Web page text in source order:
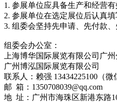
1. 参展单位应具备生产和经营
2. 参展单位在选定展位后认真
3. 组委会坚持先申请、先付款
组委会办公室：
上海博华国际展览有限公司广州
广州博泓国际展览有限公司
联系人：赖强 13434225100（微
邮 箱：1350708039@qq.com
地 址：广州市海珠区新港东路